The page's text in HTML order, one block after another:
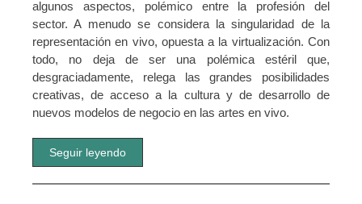
algunos aspectos, polémico entre la profesión del
sector. A menudo se considera la singularidad de la
representación en vivo, opuesta a la virtualización. Con
todo, no deja de ser una polémica estéril que,
desgraciadamente, relega las grandes posibilidades
creativas, de acceso a la cultura y de desarrollo de
nuevos modelos de negocio en las artes en vivo.
Seguir leyendo